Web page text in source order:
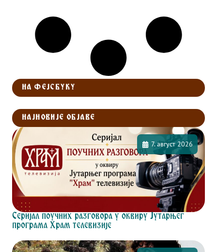
НА ФЕЈСБУКУ
НАЈНОВИЈЕ ОБЈАВЕ
Серијал поучних разговора у оквиру Јутарњег
програма Храм телевизије
7. август 2026